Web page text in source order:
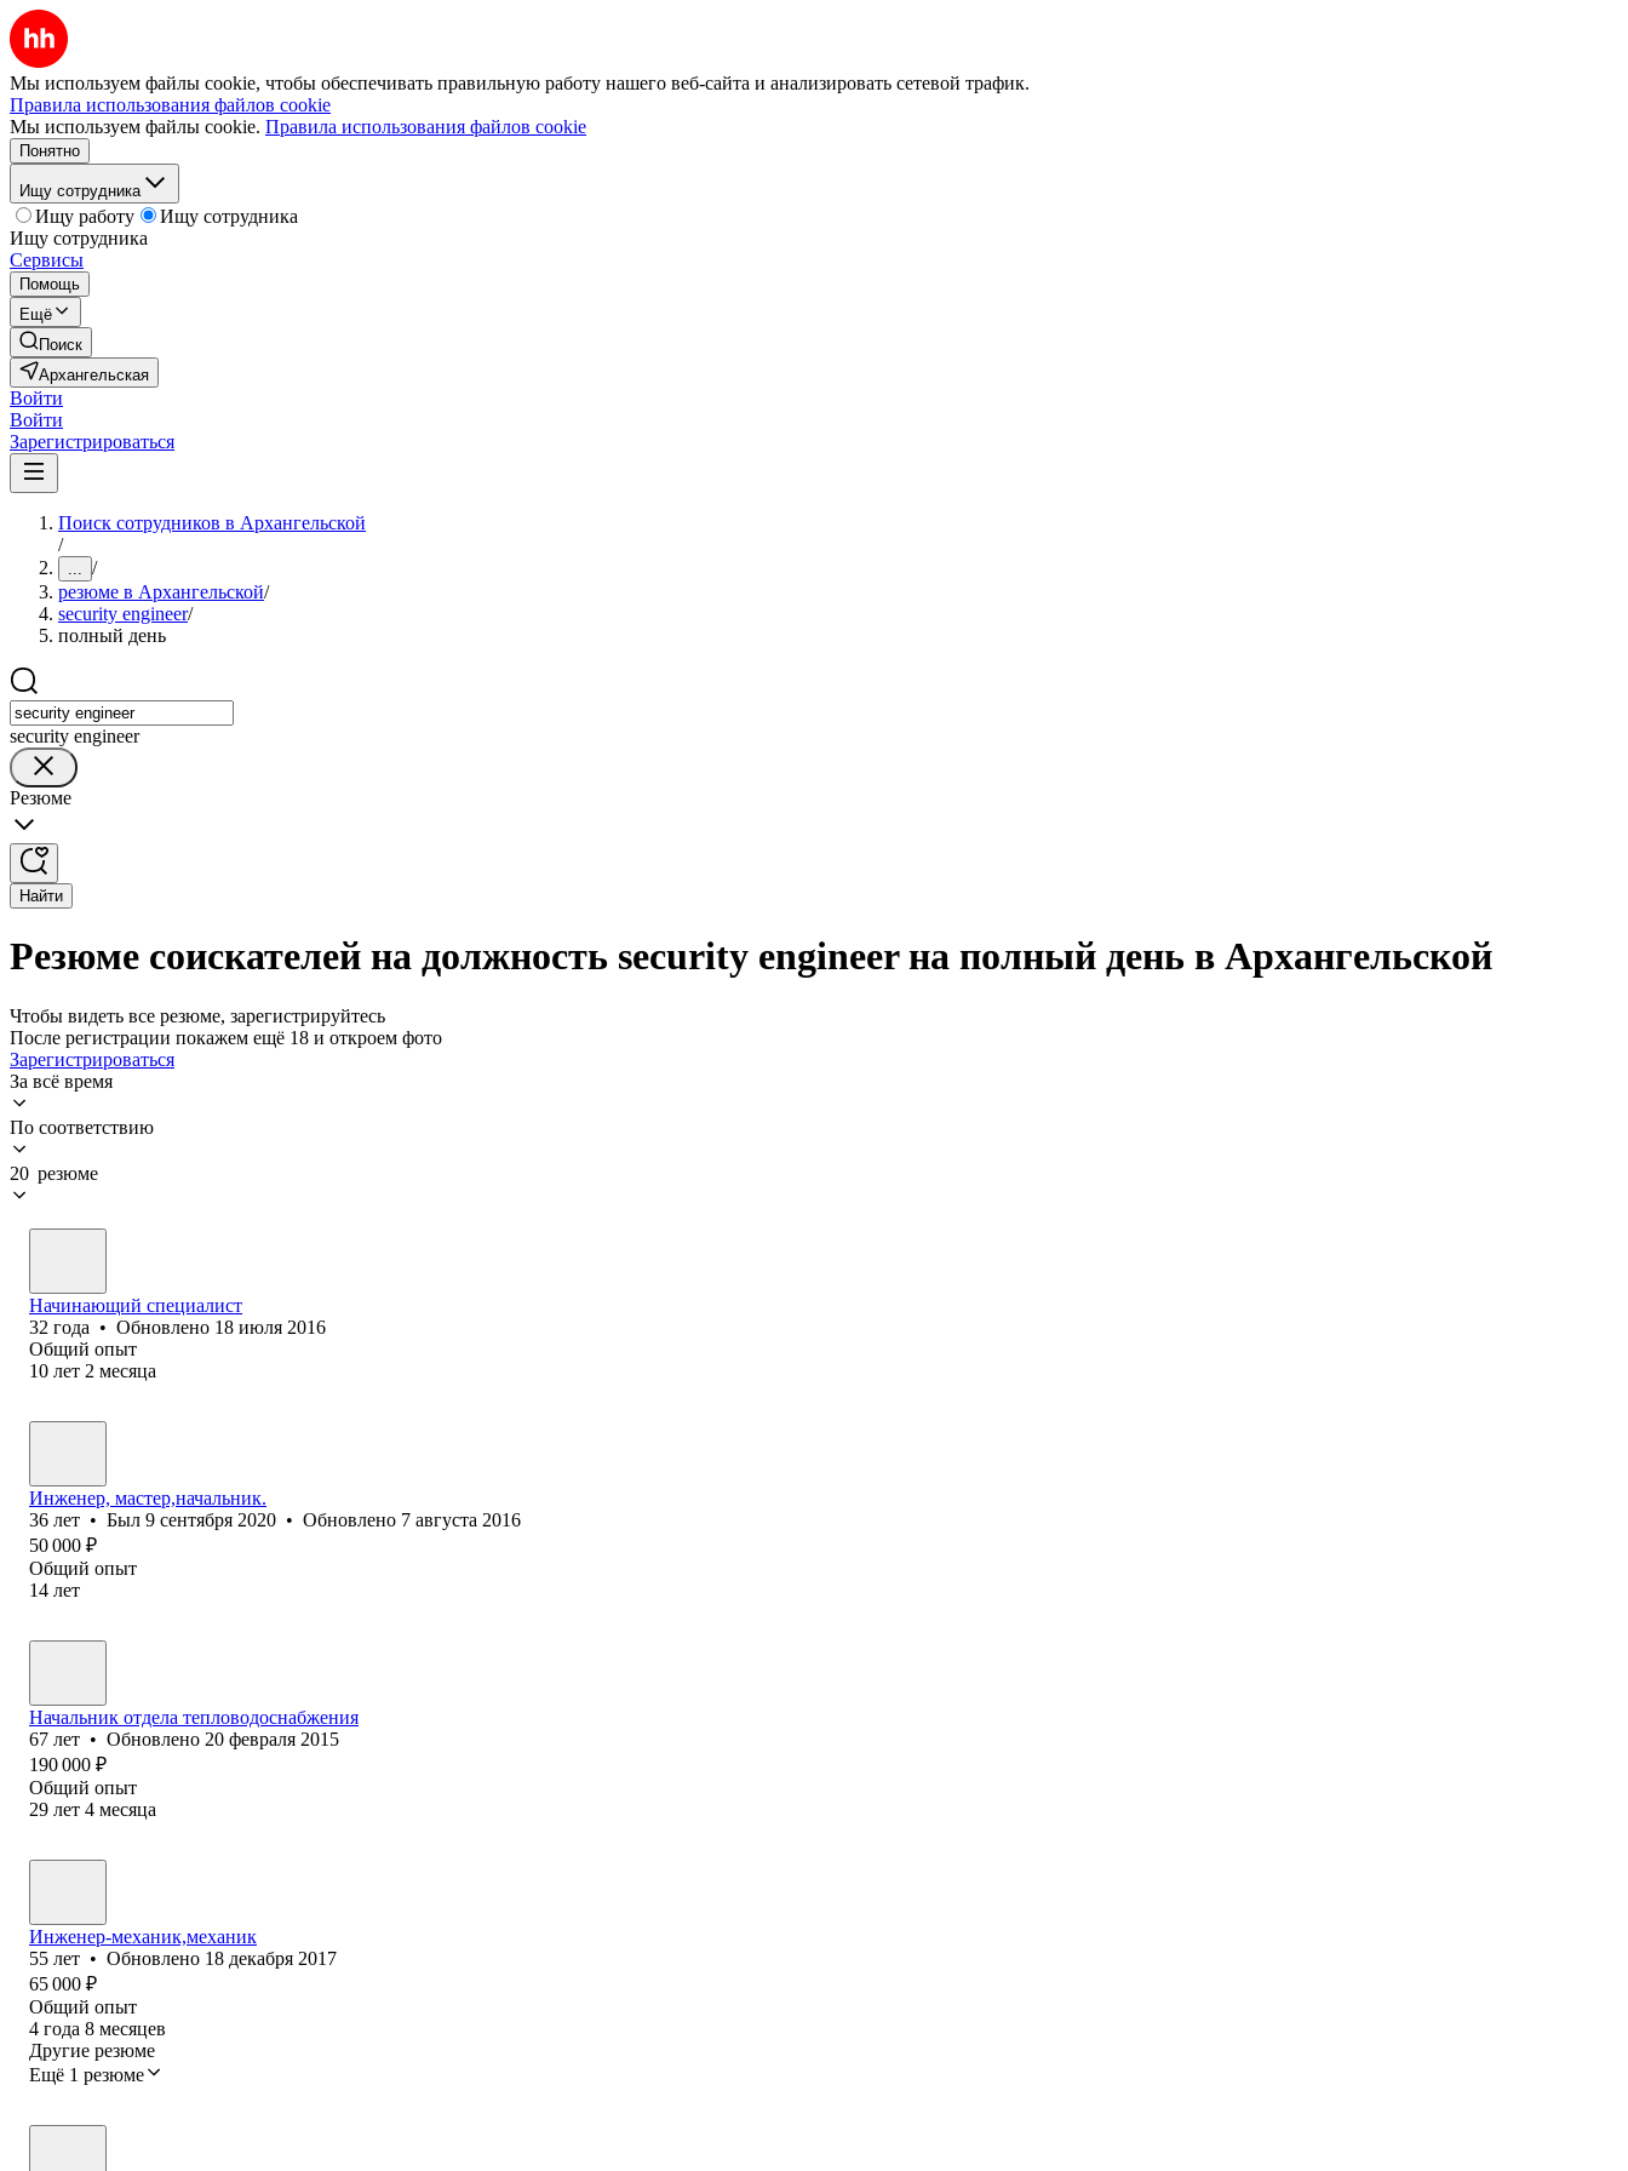
Мы используем файлы cookie, чтобы обеспечивать правильную работу нашего веб-сайта и анализировать сетевой трафик.
Правила использования файлов cookie
Мы используем файлы cookie. Правила использования файлов cookie
Понятно
Ищу сотрудника
Ищу работу
Ищу сотрудника
Ищу сотрудника
Сервисы
Помощь
Ещё
Поиск
Архангельская
Войти
Войти
Зарегистрироваться
Поиск сотрудников в Архангельской
/
... /
резюме в Архангельской/
security engineer/
полный день
security engineer
Резюме
Найти
Резюме соискателей на должность security engineer на полный день в Архангельской
Чтобы видеть все резюме, зарегистрируйтесь
После регистрации покажем ещё 18 и откроем фото
Зарегистрироваться
За всё время
По соответствию
20 резюме
Начинающий специалист
32 года • Обновлено 18 июля 2016
Общий опыт
10 лет 2 месяца
Инженер, мастер,начальник.
36 лет • Был 9 сентября 2020 • Обновлено 7 августа 2016
50 000 ₽
Общий опыт
14 лет
Начальник отдела тепловодоснабжения
67 лет • Обновлено 20 февраля 2015
190 000 ₽
Общий опыт
29 лет 4 месяца
Инженер-механик,механик
55 лет • Обновлено 18 декабря 2017
65 000 ₽
Общий опыт
4 года 8 месяцев
Другие резюме
Ещё 1 резюме